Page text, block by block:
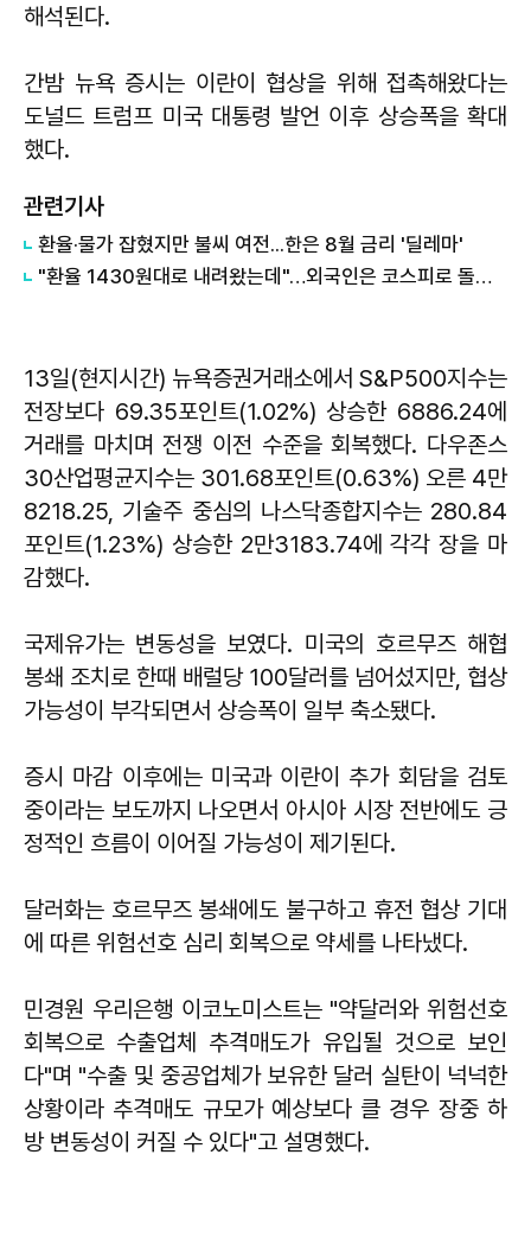
해석된다.
간밤 뉴욕 증시는 이란이 협상을 위해 접촉해왔다는
도널드 트럼프 미국 대통령 발언 이후 상승폭을 확대
했다.
관련기사
환율·물가 잡혔지만 불씨 여전...한은 8월 금리 '딜레마'
"환율 1430원대로 내려왔는데"…외국인은 코스피로 돌아올까
13일(현지시간) 뉴욕증권거래소에서 S&P500지수는
전장보다 69.35포인트(1.02%) 상승한 6886.24에
거래를 마치며 전쟁 이전 수준을 회복했다. 다우존스
30산업평균지수는 301.68포인트(0.63%) 오른 4만
8218.25, 기술주 중심의 나스닥종합지수는 280.84
포인트(1.23%) 상승한 2만3183.74에 각각 장을 마
감했다.
국제유가는 변동성을 보였다. 미국의 호르무즈 해협
봉쇄 조치로 한때 배럴당 100달러를 넘어섰지만, 협상
가능성이 부각되면서 상승폭이 일부 축소됐다.
증시 마감 이후에는 미국과 이란이 추가 회담을 검토
중이라는 보도까지 나오면서 아시아 시장 전반에도 긍
정적인 흐름이 이어질 가능성이 제기된다.
달러화는 호르무즈 봉쇄에도 불구하고 휴전 협상 기대
에 따른 위험선호 심리 회복으로 약세를 나타냈다.
민경원 우리은행 이코노미스트는 "약달러와 위험선호
회복으로 수출업체 추격매도가 유입될 것으로 보인
다"며 "수출 및 중공업체가 보유한 달러 실탄이 넉넉한
상황이라 추격매도 규모가 예상보다 클 경우 장중 하
방 변동성이 커질 수 있다"고 설명했다.